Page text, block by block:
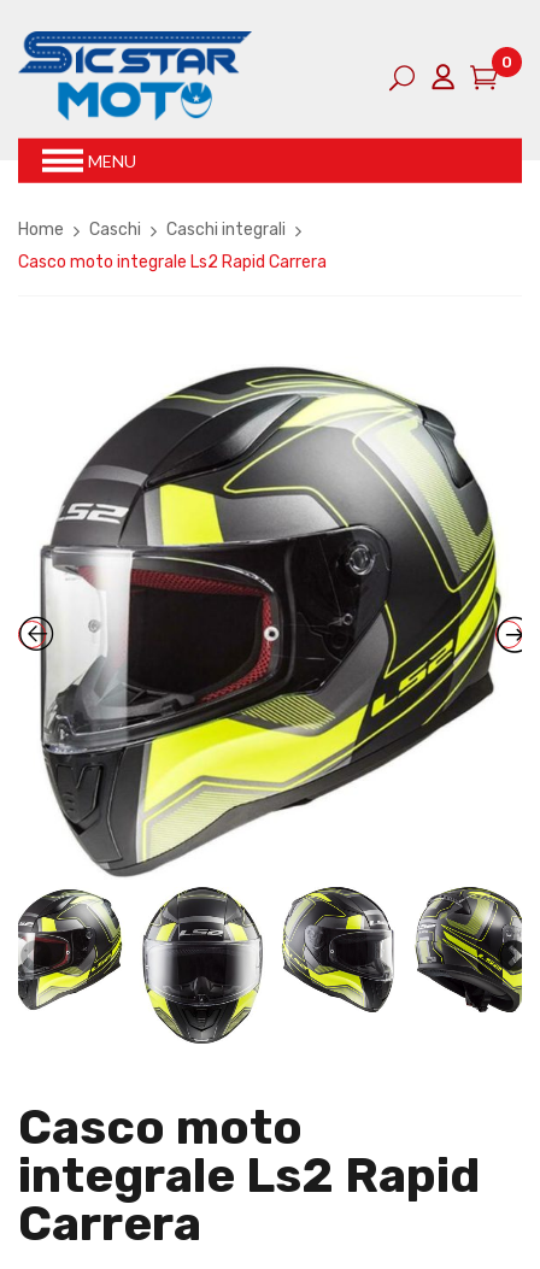
0
MENU
Home Caschi
Caschi integrali
Casco moto integrale Ls2 Rapid Carrera
Casco moto
integrale Ls2 Rapid
Carrera